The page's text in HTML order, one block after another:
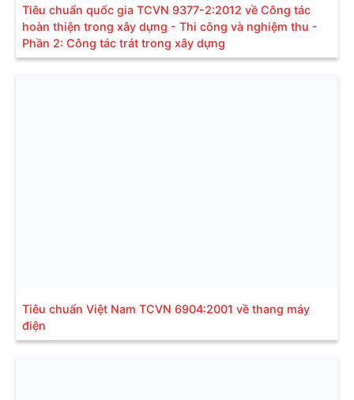
Tiêu chuẩn quốc gia TCVN 9377-2:2012 về Công tác
hoàn thiện trong xây dựng - Thi công và nghiệm thu -
Phần 2: Công tác trát trong xây dựng
Tiêu chuẩn Việt Nam TCVN 6904:2001 về thang máy
điện